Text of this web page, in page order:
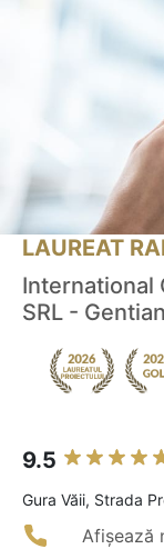
LAUREAT
International
SRL -
9.5
Gura Văii, Strada
Afișează